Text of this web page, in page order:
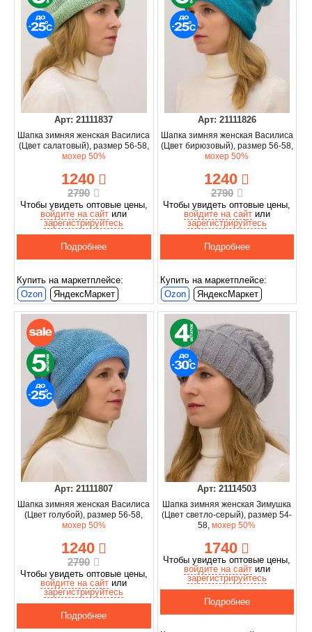
Арт: 21111837
Шапка зимняя женская Василиса
(Цвет салатовый), размер 56-58,
мохер 50%
1240
2790
Чтобы увидеть оптовые цены,
войдите на сайт или
зарегистрируйтесь
Подробнее
Купить на маркетплейсе:
Ozon
ЯндексМаркет
Арт: 21111826
Шапка зимняя женская Василиса
(Цвет бирюзовый), размер 56-58,
мохер 50%
1240
2790
Чтобы увидеть оптовые цены,
войдите на сайтили
зарегистрируйтесь
Подробнее
Купить на маркетплейсе:
Ozon
ЯндексМаркет
Арт: 21111807
Шапка зимняя женская Василиса
(Цвет голубой), размер 56-58,
мохер 50%
1240
2790
Чтобы увидеть оптовые цены,
войдите на сайт или
зарегистрируйтесь
Подробнее
Арт: 21114503
Шапка зимняя женская Зимушка
(Цвет светло-серый), размер 54-
58, мохер 50%
1740
Чтобы увидеть оптовые цены,
войдите на сайтили
зарегистрируйтесь
Подробнее